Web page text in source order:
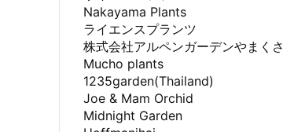
Nakayama Plants
ライエンスプランツ
株式会社アルペンガーデンやまくさ
Mucho plants
1235garden(Thailand)
Joe & Mam Orchid
Midnight Garden